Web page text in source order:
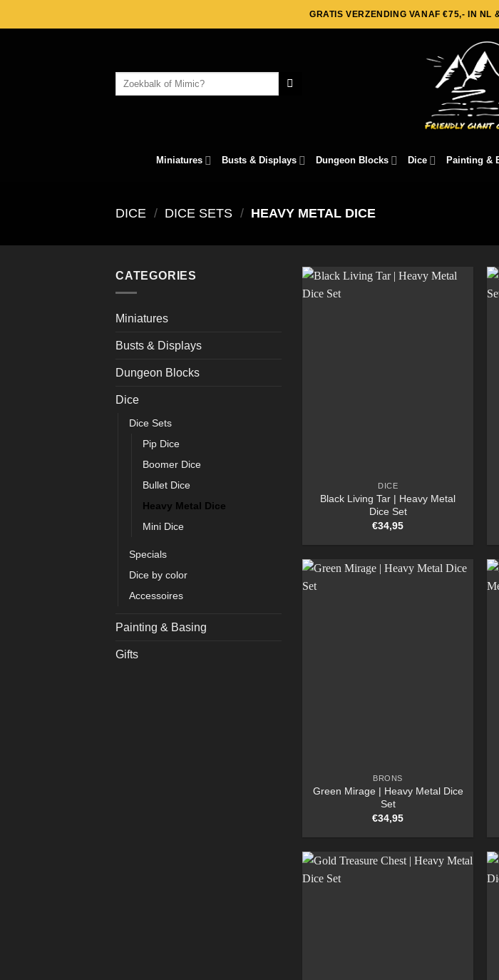
to
GRATIS VERZENDING VANAF €75,- IN NL
Search
Miniatures Busts & Displays Dungeon Blocks Dice Painting &
DICE / DICE SETS / HEAVY METAL DICE
CATEGORIES
Miniatures
Busts & Displays
Dungeon Blocks
Dice
Dice Sets
Pip Dice
Boomer Dice
Bullet Dice
Heavy Metal Dice
Mini Dice
Specials
Dice by color
Accessoires
Painting & Basing
Gifts
DICE
Black Living Tar | Heavy Metal
Dice Set
€34,95
BRONS
Green Mirage | Heavy Metal Dice
Set
€34,95